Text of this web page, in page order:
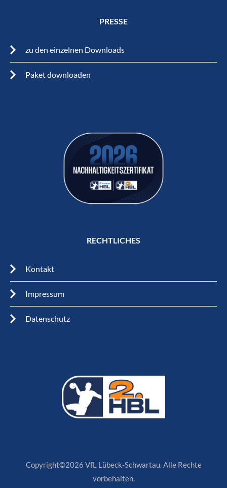
PRESSE
zu den einzelnen Downloads
Paket downloaden
RECHTLICHES
Kontakt
Impressum
Datenschutz
Copyright©2026 VfL Lübeck-Schwartau. Alle Rechte
vorbehalten.